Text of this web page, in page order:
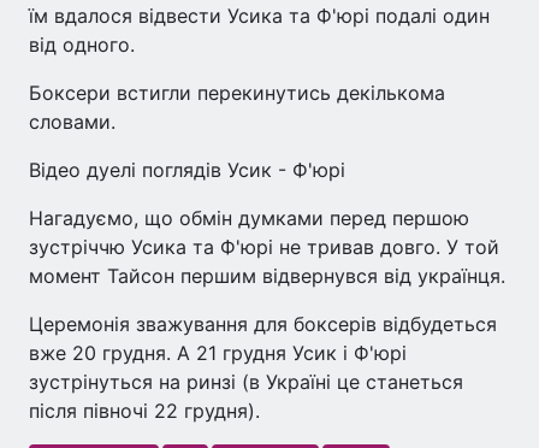
їм вдалося відвести Усика та Ф'юрі подалі один
від одного.
Боксери встигли перекинутись декількома
словами.
Відео дуелі поглядів Усик - Ф'юрі
Нагадуємо, що обмін думками перед першою
зустріччю Усика та Ф'юрі не тривав довго. У той
момент Тайсон першим відвернувся від українця.
Церемонія зважування для боксерів відбудеться
вже 20 грудня. А 21 грудня Усик і Ф'юрі
зустрінуться на ринзі (в Україні це станеться
після півночі 22 грудня).